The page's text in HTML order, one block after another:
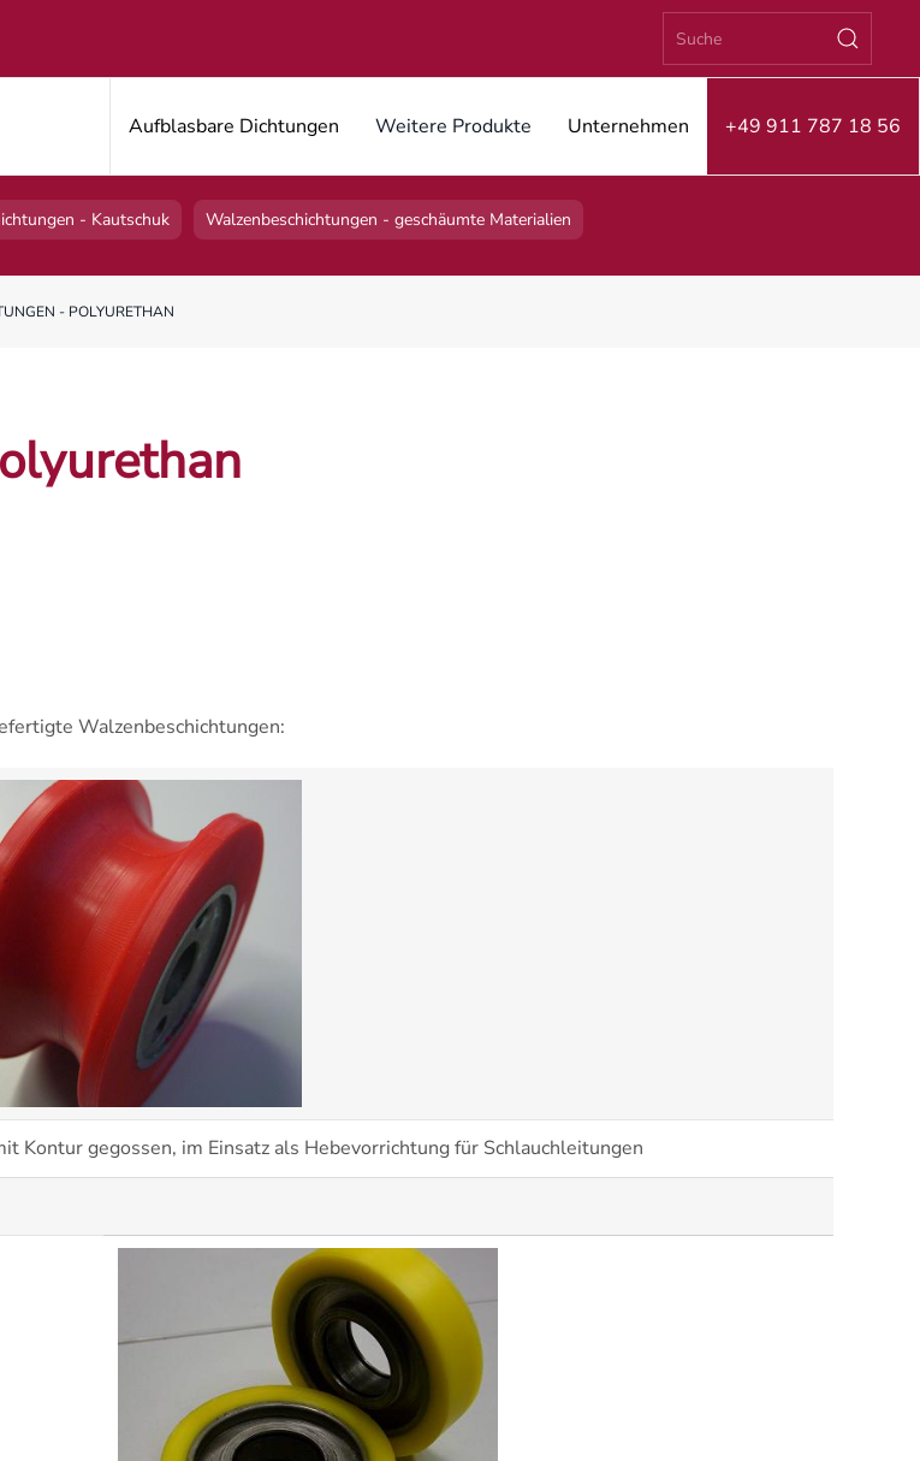
Aufblasbare Dichtungen Weitere Produkte Unternehmen +49 911 787 18 56
- Kautschuk Walzenbeschichtungen - geschäumte Materialien
- POLYURETHAN
Walzenbeschichtungen:
Kontur gegossen, im Einsatz als Hebevorrichtung für Schlauchleitungen